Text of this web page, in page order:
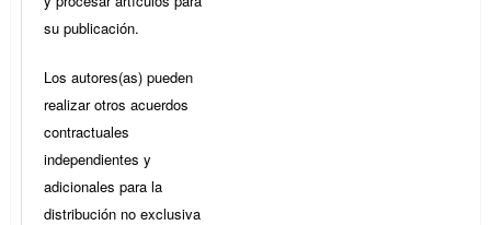
su publicación.
Los autores(as) pueden
realizar otros acuerdos
contractuales
independientes y
adicionales para la
distribución no exclusiva